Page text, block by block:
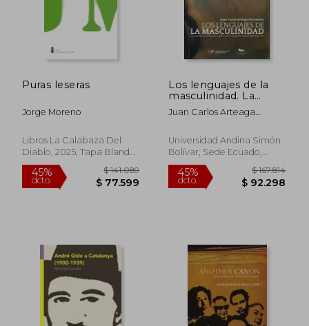
45% 45%
Puras leseras
Jorge Moreno
Libros La Calabaza Del
Diablo, 2025, Tapa Blanda,
Nuevo
Los lenguajes de la
masculinidad. La
novela en América
Latina en la segunda
Juan Carlos Arteaga
Universidad Andina Simón
Bolívar, Sede Ecuado,
2024, Tapa Blanda, Nuevo